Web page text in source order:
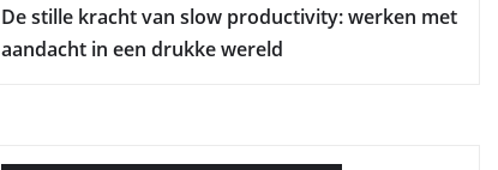
De stille kracht van slow productivity: werken met
aandacht in een drukke wereld